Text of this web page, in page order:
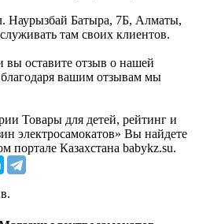
Наурызбай Батыра, 7Б, Алматы,
там своих клиентов.
оставите отзыв о нашей
вашим отзывам мы
Товары для детей, рейтинг и
электросамокатов» Вы найдете
портале Казахстана babykz.su.